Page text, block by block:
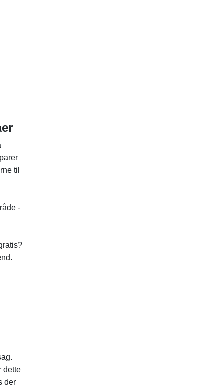
til
-
dette
der